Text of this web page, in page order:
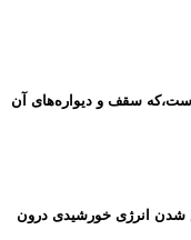
سقف و دیواره‌های آن
شدن انرژی خورشیدی درون